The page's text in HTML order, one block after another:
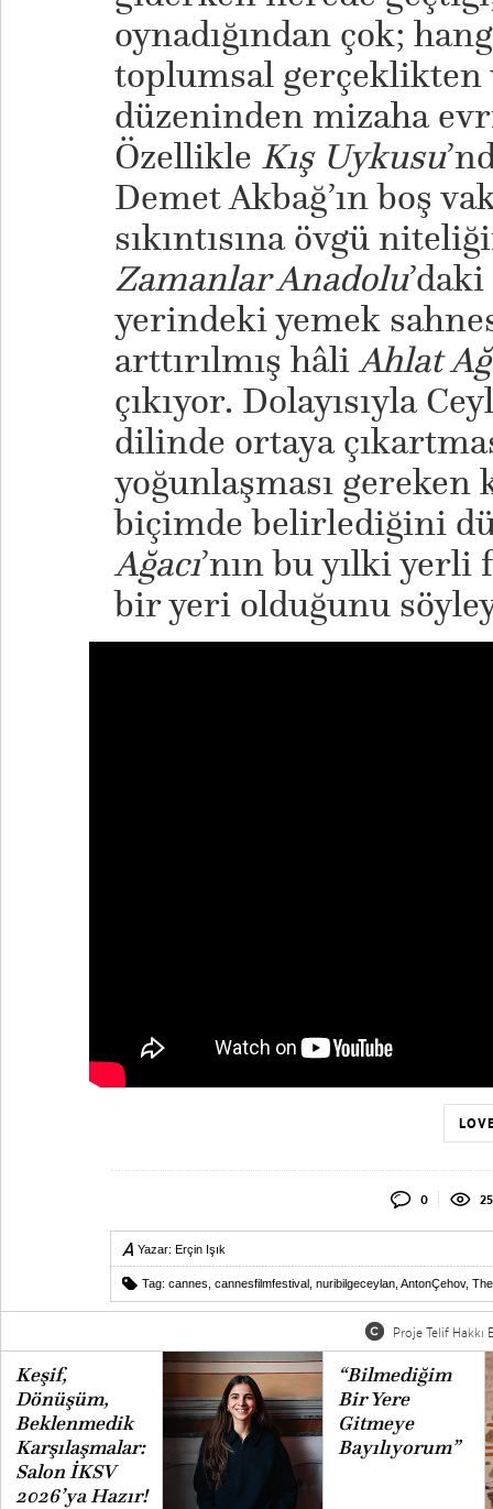
oynadığından çok;
toplumsal gerçeklikten
düzeninden mizaha
Özellikle Kış Uykusu
Demet Akbağ’ın boş
sıkıntısına övgü
Zamanlar Anadolu
yerindeki yemek
arttırılmış hâliAhlat
çıkıyor. Dolayısıyla
dilinde ortaya
yoğunlaşması gereken
biçimde belirlediğini
Ağacı’nın bu yılki
bir yeri olduğunu
0
Yazar: Erçin Işık
Tag: cannes cannesfilmfestival nuribilgeceylan AntonÇehov,
Proje Telif Hakkı
Keşif,
Dönüşüm,
Beklenmedik
Karşılaşmalar:
Salon İKSV
2026’ya Hazır!
“Bilmediğim
Bir Yere
Gitmeye
Bayılıyorum”